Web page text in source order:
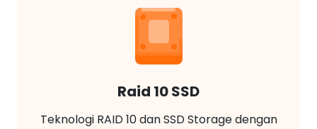
Raid 10 SSD
Teknologi RAID 10 dan SSD Storage dengan